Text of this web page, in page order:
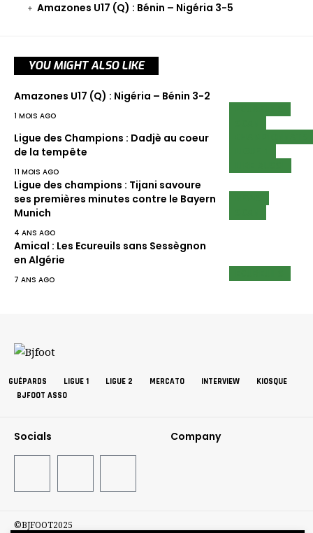
Amazones U17 (Q) : Bénin – Nigéria 3-5
YOU MIGHT ALSO LIKE
Amazones U17 (Q) : Nigéria – Bénin 3-2
1 MOIS AGO
Ligue des Champions : Dadjè au coeur
de la tempête
11 MOIS AGO
Ligue des champions : Tijani savoure
ses premières minutes contre le Bayern
Munich
4 ANS AGO
Amical : Les Ecureuils sans Sessègnon
en Algérie
7 ANS AGO
GUÉPARDS LIGUE 1 LIGUE 2 MERCATO INTERVIEW
KIOSQUE
BJFOOT ASSO
Socials Company
©BJFOOT2025